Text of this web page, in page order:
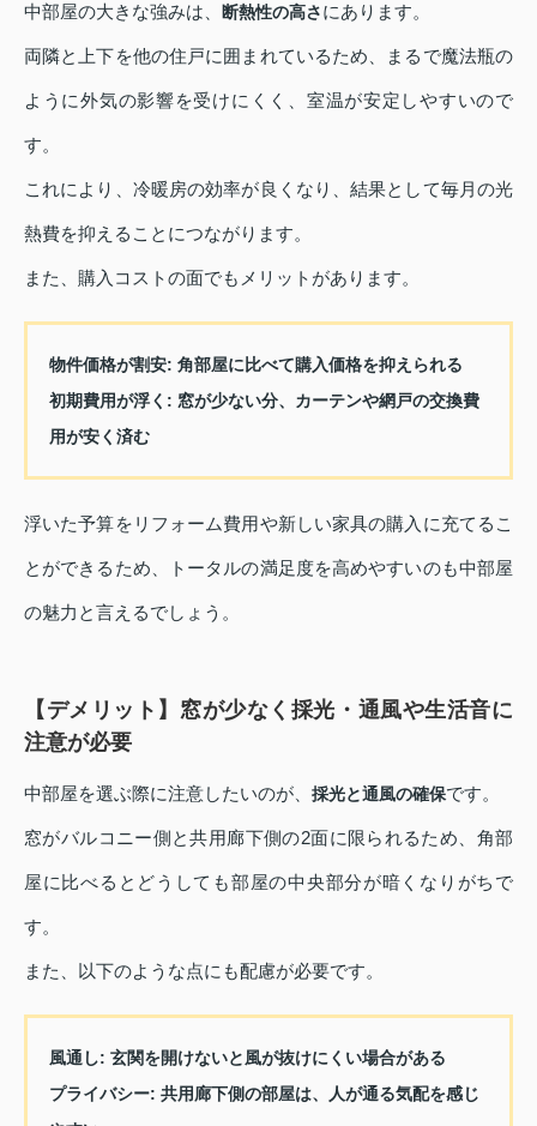
中部屋の大きな強みは、 断熱性の高さにあります。
両隣と上下を他の住戸に囲まれているため、まるで魔法瓶の
ように外気の影響を受けにくく、室温が安定しやすいので
す。
これにより、冷暖房の効率が良くなり、結果として毎月の光
熱費を抑えることにつながります。
また、購入コストの面でもメリットがあります。
物件価格が割安: 角部屋に比べて購入価格を抑えられる
初期費用が浮く: 窓が少ない分、カーテンや網戸の交換費
用が安く済む
浮いた予算をリフォーム費用や新しい家具の購入に充てるこ
とができるため、トータルの満足度を高めやすいのも中部屋
の魅力と言えるでしょう。
【デメリット】窓が少なく採光・通風や生活音に
注意が必要
中部屋を選ぶ際に注意したいのが、 採光と通風の確保です。
窓がバルコニー側と共用廊下側の2面に限られるため、角部
屋に比べるとどうしても部屋の中央部分が暗くなりがちで
す。
また、以下のような点にも配慮が必要です。
風通し: 玄関を開けないと風が抜けにくい場合がある
プライバシー: 共用廊下側の部屋は、人が通る気配を感じ